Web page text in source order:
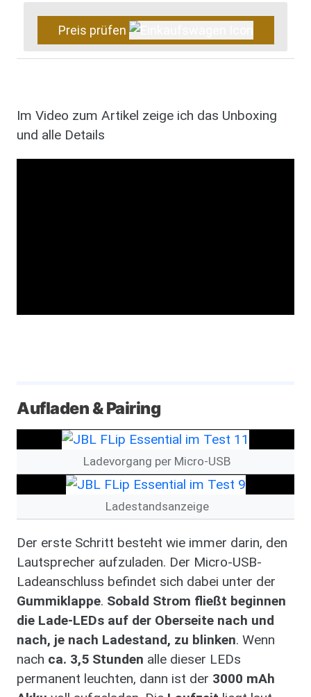
Preis prüfen
Im Video zum Artikel zeige ich das Unboxing
und alle Details
Aufladen & Pairing
Ladevorgang per Micro-USB
Ladestandsanzeige
Der erste Schritt besteht wie immer darin, den
Lautsprecher aufzuladen. Der Micro-USB-
Ladeanschluss befindet sich dabei unter der
Gummiklappe. Sobald Strom fließt beginnen
die Lade-LEDs auf der Oberseite nach und
nach, je nach Ladestand, zu blinken. Wenn
nach ca. 3,5 Stunden alle dieser LEDs
permanent leuchten, dann ist der 3000 mAh